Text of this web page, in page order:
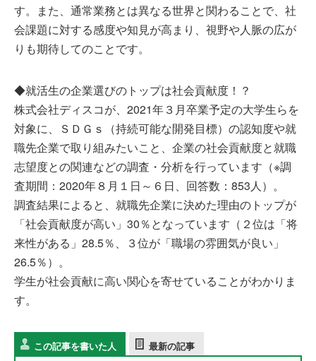
す。また、通常業務とは異なる世界と関わることで、社
会課題に対する感度や知見が高まり、視野や人脈の広が
りも期待してのことです。
◆就活生の企業選びのトップは社会貢献度！？
株式会社ディスコが、2021年３月卒業予定の大学生らを
対象に、ＳＤＧｓ（持続可能な開発目標）の認知度や就
職先企業で取り組みたいこと、企業の社会貢献度と就職
志望度との関連などの調査・分析を行っています（※調
査期間：2020年８月１日～６日、回答数：853人）。
調査結果によると、就職先企業に決めた理由のトップが
「社会貢献度が高い」30％となっています（２位は「将
来性がある」28.5％、３位が「職場の雰囲気が良い」
26.5％）。
学生が社会貢献に高い関心を寄せていることがわかりま
す。
この記事を書いた人 最新の記事